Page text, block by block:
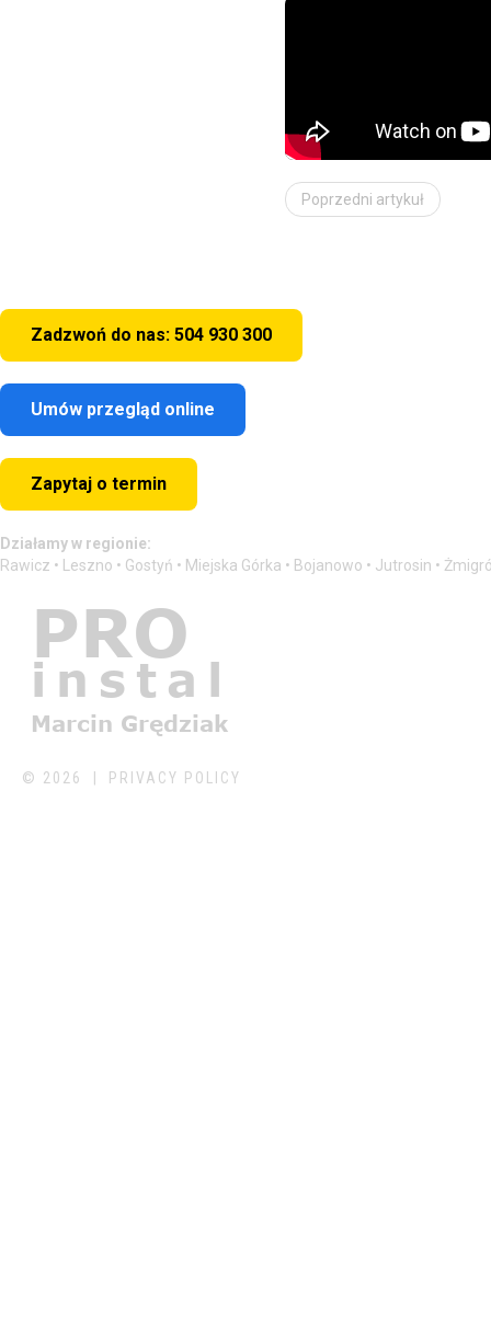
Poprzedni artykuł
Zadzwoń do nas: 504 930 300
Umów przegląd online
Zapytaj o termin
Działamy w regionie:
Rawicz • Leszno • Gostyń • Miejska Górka • Bojanowo • Jutrosin •
© 2026 PRIVACY POLICY